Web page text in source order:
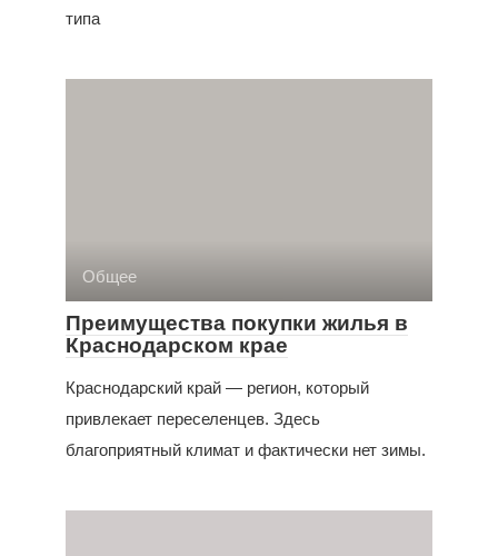
типа
Общее
Преимущества покупки жилья в
Краснодарском крае
Краснодарский край — регион, который
привлекает переселенцев. Здесь
благоприятный климат и фактически нет зимы.